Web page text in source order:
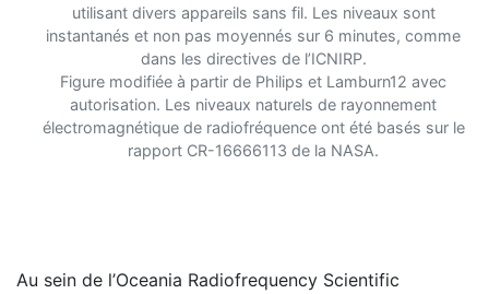
utilisant divers appareils sans fil. Les niveaux sont
instantanés et non pas moyennés sur 6 minutes, comme
dans les directives de l’ICNIRP.
Figure modifiée à partir de Philips et Lamburn12 avec
autorisation. Les niveaux naturels de rayonnement
électromagnétique de radiofréquence ont été basés sur le
rapport CR-16666113 de la NASA.
Au sein de l’Oceania Radiofrequency Scientific